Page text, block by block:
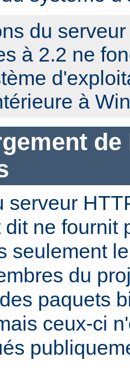
du
à 2.2 ne
à
serveur
dit ne fournit
seulement
du
paquets
ceux-ci